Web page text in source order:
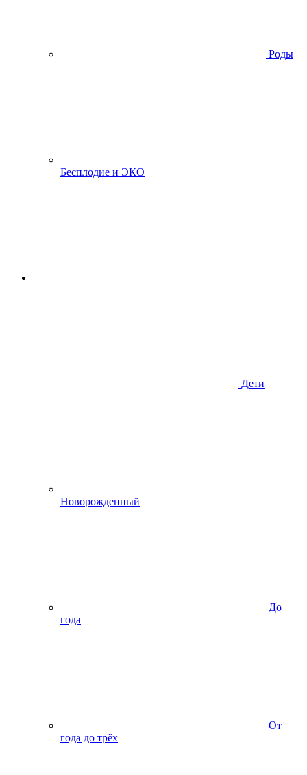
Роды
Бесплодие и ЭКО
Дети
Новорожденный
До
года
От
года до трёх